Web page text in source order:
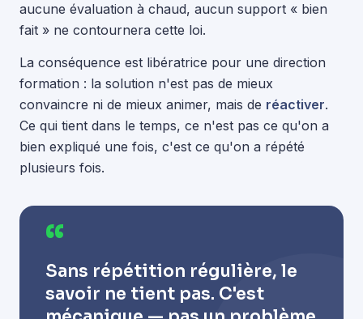
aucune évaluation à chaud, aucun support « bien
fait » ne contournera cette loi.
La conséquence est libératrice pour une direction
formation : la solution n'est pas de mieux
convaincre ni de mieux animer, mais de réactiver.
Ce qui tient dans le temps, ce n'est pas ce qu'on a
bien expliqué une fois, c'est ce qu'on a répété
plusieurs fois.
“
Sans répétition régulière, le
savoir ne tient pas. C'est